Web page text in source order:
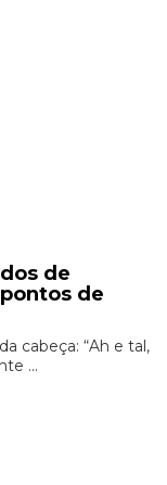
de
de
cabeça: “Ah e tal,
...